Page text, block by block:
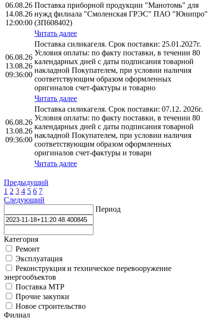
06.08.26
14.08.26
12:00:00
Поставка приборной продукции "Манотомь" для
нужд филиала "Смоленская ГРЭС" ПАО "Юнипро"
(ЗП608402)
Читать далее
06.08.26
13.08.26
09:36:00
Поставка силикагеля. Срок поставки: 25.01.2027г.
Условия оплаты: по факту поставки, в течении 80
календарных дней с даты подписания товарной
накладной Покупателем, при условии наличия
соответствующим образом оформленных
оригиналов счет-фактуры и товарно
Читать далее
06.08.26
13.08.26
09:36:00
Поставка силикагеля. Срок поставки: 07.12. 2026г.
Условия оплаты: по факту поставки, в течении 80
календарных дней с даты подписания товарной
накладной Покупателем, при условии наличия
соответствующим образом оформленных
оригиналов счет-фактуры и товарн
Читать далее
Предыдущий
1 2 3 4 5 6 7
Следующий
Период
Категория
Ремонт
Эксплуатация
Реконструкция и техническое перевооружение
энергообъектов
Поставка МТР
Прочие закупки
Новое строительство
Филиал